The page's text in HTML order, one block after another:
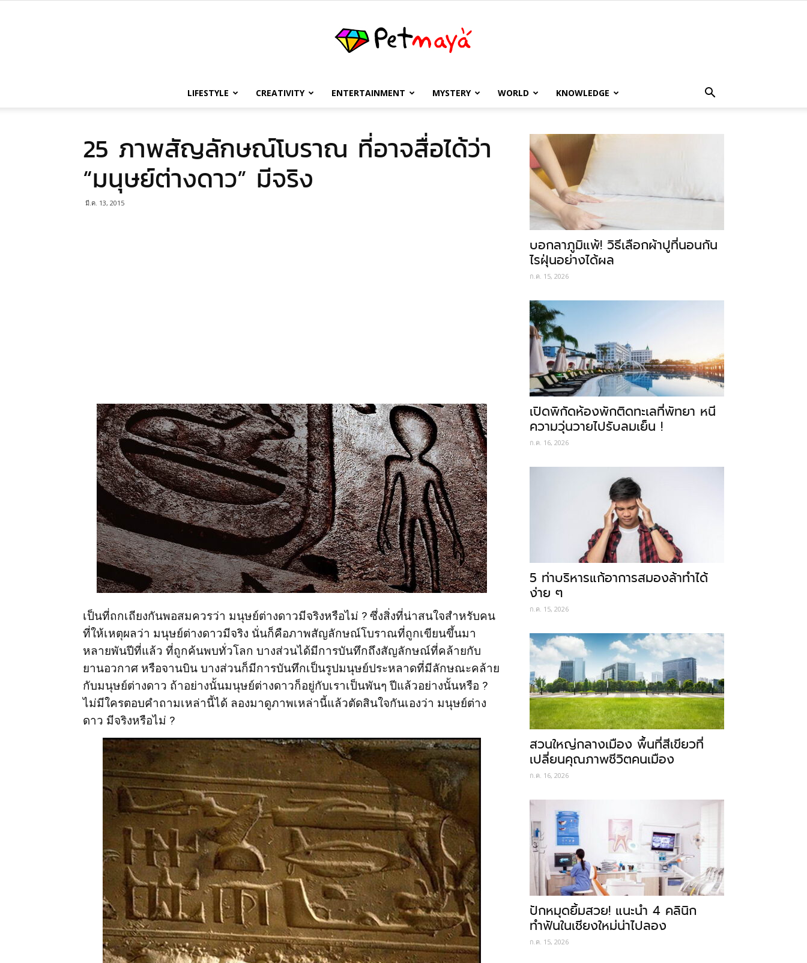
เพชร
LIFESTYLE CREATIVITY ENTERTAINMENT MYSTERY WORLD KNOWLEDGE
25 ภาพสัญลักษณ์โบราณ ที่อาจสื่อได้ว่า
“มนุษย์ต่างดาว” มีจริง
มี.ค. 13, 2015
เป็นที่ถกเถียงกันพอสมควรว่า มนุษย์ต่างดาวมีจริงหรือไม่ ? ซึ่งสิ่งที่น่าสนใจสำหรับคน
ที่ให้เหตุผลว่า มนุษย์ต่างดาวมีจริง นั่นก็คือภาพสัญลักษณ์โบราณที่ถูกเขียนขึ้นมา
หลายพันปีที่แล้ว ที่ถูกค้นพบทั่วโลก บางส่วนได้มีการบันทึกถึงสัญลักษณ์ที่คล้ายกับ
ยานอวกาศ หรือจานบิน บางส่วนก็มีการบันทึกเป็นรูปมนุษย์ประหลาดที่มีลักษณะคล้าย
กับมนุษย์ต่างดาว ถ้าอย่างนั้นมนุษย์ต่างดาวก็อยู่กับเราเป็นพันๆ ปีแล้วอย่างนั้นหรือ ?
ไม่มีใครตอบคำถามเหล่านี้ได้ ลองมาดูภาพเหล่านี้แล้วตัดสินใจกันเองว่า มนุษย์ต่าง
ดาว มีจริงหรือไม่ ?
บอกลาภูมิแพ้! วิธีเลือกผ้าปูที่นอนกัน
ไรฝุ่นอย่างได้ผล
ก.ค. 15, 2026
เปิดพิกัดห้องพักติดทะเลที่พัทยา หนี
ความวุ่นวายไปรับลมเย็น !
ก.ค. 16, 2026
5 ท่าบริหารแก้อาการสมองล้าทำได้
ง่าย ๆ
ก.ค. 15, 2026
สวนใหญ่กลางเมือง พื้นที่สีเขียวที่
เปลี่ยนคุณภาพชีวิตคนเมือง
ก.ค. 16, 2026
ปักหมุดยิ้มสวย! แนะนำ 4 คลินิก
ทำฟันในเชียงใหม่น่าไปลอง
ก.ค. 15, 2026